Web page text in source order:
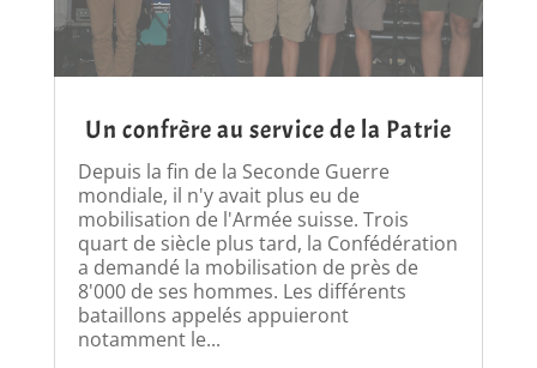
Un confrère au service de la Patrie
Depuis la fin de la Seconde Guerre
mondiale, il n'y avait plus eu de
mobilisation de l'Armée suisse. Trois
quart de siècle plus tard, la Confédération
a demandé la mobilisation de près de
8'000 de ses hommes. Les différents
bataillons appelés appuieront
notamment le...